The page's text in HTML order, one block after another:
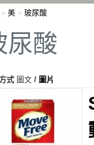
» 美 » 玻尿酸
尿酸
式 圖文 / 圖片